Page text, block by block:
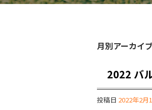
月別アーカイ
2022 バ
投稿日 2022年2月